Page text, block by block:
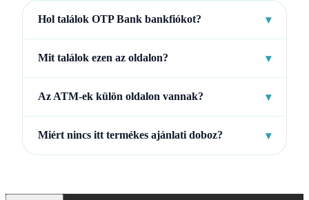
Hol találok OTP Bank bankfiókot? ▾
Mit találok ezen az oldalon? ▾
Az ATM-ek külön oldalon vannak? ▾
Miért nincs itt termékes ajánlati doboz? ▾